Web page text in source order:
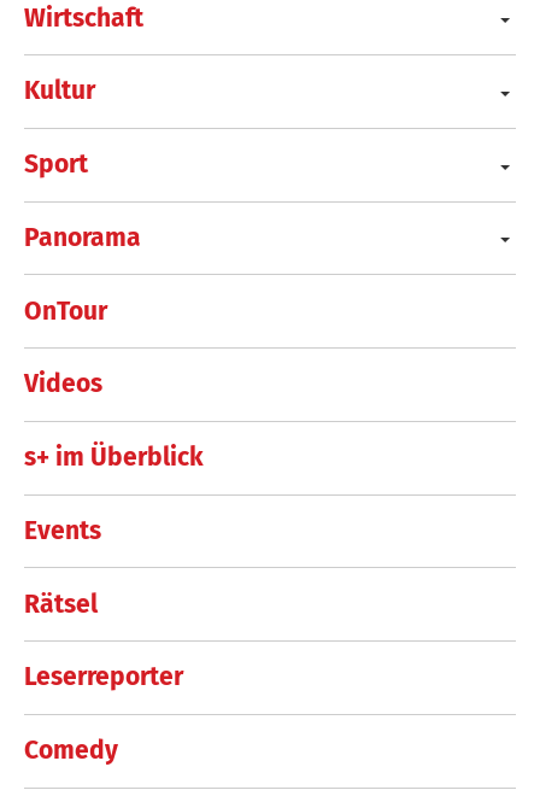
Wirtschaft
Kultur
Sport
Panorama
OnTour
Videos
s+ im Überblick
Events
Rätsel
Leserreporter
Comedy